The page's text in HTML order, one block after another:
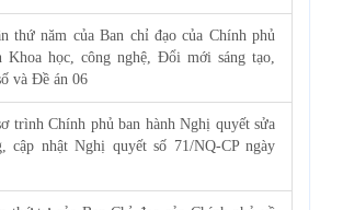
thứ năm của Ban chỉ đạo của Chính phủ
Khoa học, công nghệ, Đổi mới sáng tạo,
và Đề án 06
trình Chính phủ ban hành Nghị quyết sửa
cập nhật Nghị quyết số 71/NQ-CP ngày